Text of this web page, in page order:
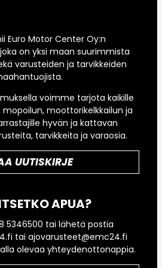
Euro Motor Center Oy:n
on yksi maan suurimmista
varusteiden ja tarvikkeiden
voimme tarjota kaikille
moottorikelkkailun ja
hyvän ja kattavan
tarvikkeita ja varaosia.
UUTISKIRJE
APUA?
5346500 tai lähetä postia
tai ajovarusteet@emc24.fi
olevaa yhteydenottonappia.